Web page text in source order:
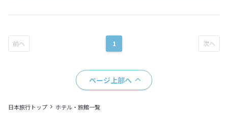
1
ページ上部へ
日本旅行トップ ホテル・旅館一覧